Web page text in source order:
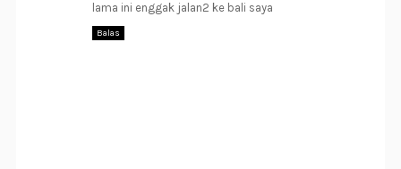
lama ini enggak jalan2 ke bali saya
Balas